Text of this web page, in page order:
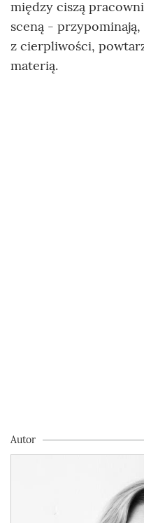
między ciszą
sceną -
z cierpliwości,
materią.
Autor